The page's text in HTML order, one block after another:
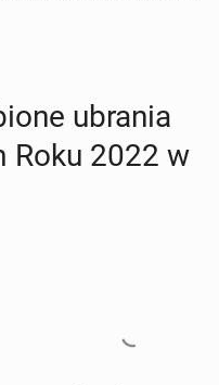
ubrania
Roku 2022 w